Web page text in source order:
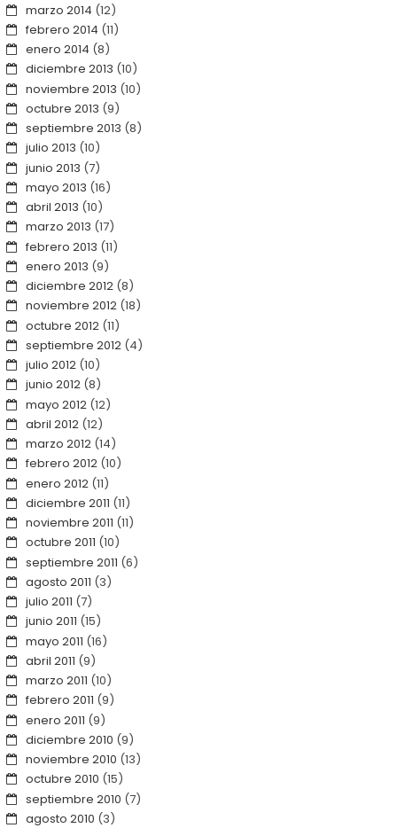
marzo 2014 (12)
febrero 2014 (11)
enero 2014 (8)
diciembre 2013 (10)
noviembre 2013 (10)
octubre 2013 (9)
septiembre 2013 (8)
julio 2013 (10)
junio 2013 (7)
mayo 2013 (16)
abril 2013 (10)
marzo 2013 (17)
febrero 2013 (11)
enero 2013 (9)
diciembre 2012(8)
noviembre 2012(18)
octubre 2012(11)
septiembre 2012(4)
julio 2012(10)
junio 2012(8)
mayo 2012(12)
abril 2012(12)
marzo 2012(14)
febrero 2012(10)
enero 2012(11)
diciembre 2011 (11)
noviembre 2011 (11)
octubre 2011 (10)
septiembre 2011 (6)
agosto 2011 (3)
julio 2011 (7)
junio 2011 (15)
mayo 2011 (16)
abril 2011 (9)
marzo 2011 (10)
febrero 2011 (9)
enero 2011 (9)
diciembre 2010 (9)
noviembre 2010 (13)
octubre 2010 (15)
septiembre 2010 (7)
agosto 2010 (3)